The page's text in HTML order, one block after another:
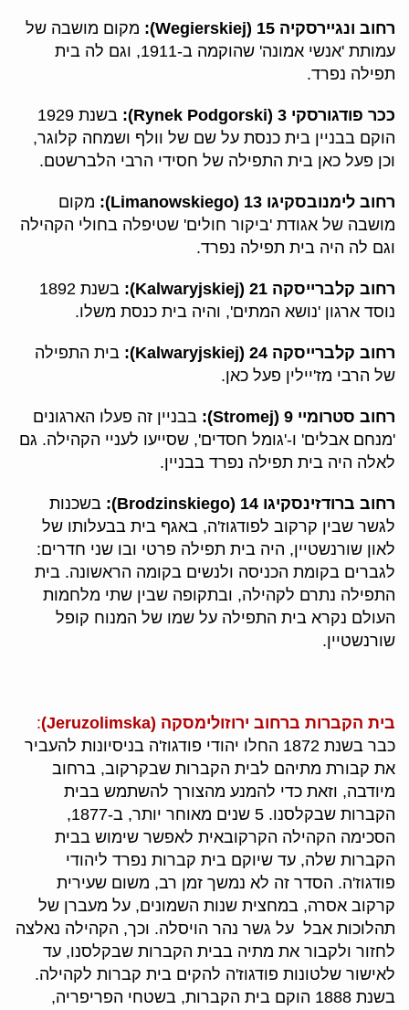
רחוב ונגיירסקיה 15 (Wegierskiej):
מקום מושבה של
עמותת 'אנשי אמונה' שהוקמה ב-1911, וגם לה בית
תפילה נפרד.
ככר פודגורסקי 3 (Rynek Podgorski):
בשנת 1929
הוקם בבניין בית כנסת על שם של וולף ושמחה קלוגר,
וכן פעל כאן בית התפילה של חסידי הרבי הלברשטם.
רחוב לימנובסקיגו 13 (Limanowskiego):
מקום
מושבה של אגודת 'ביקור חולים' שטיפלה בחולי הקהילה
וגם לה היה בית תפילה נפרד.
רחוב קלברייסקה 21 (Kalwaryjskiej):
בשנת 1892
נוסד ארגון 'נושא המתים', והיה בית כנסת משלו.
רחוב קלברייסקה 24 (Kalwaryjskiej):
בית התפילה
של הרבי מז'יילין פעל כאן.
רחוב סטרומיי 9 (Stromej):
בבניין זה פעלו הארגונים
'מנחם אבלים' ו-'גומל חסדים', שסייעו לעניי הקהילה. גם
לאלה היה בית תפילה נפרד בבניין.
רחוב ברודזינסקיגו 14 (Brodzinskiego):
בשכנות
לגשר שבין קרקוב לפודגוז'ה, באגף בית בבעלותו של
לאון שורנשטיין, היה בית תפילה פרטי ובו שני חדרים:
לגברים בקומת הכניסה ולנשים בקומה הראשונה. בית
התפילה נתרם לקהילה, ובתקופה שבין שתי מלחמות
העולם נקרא בית התפילה על שמו של המנוח קופל
שורנשטיין.
בית הקברות ברחוב ירוזולימסקה (Jeruzolimska)
:
כבר בשנת 1872 החלו יהודי פודגוז'ה בניסיונות להעביר
את קבורת מתיהם לבית הקברות שבקרקוב, ברחוב
מיודבה, וזאת כדי להמנע מהצורך להשתמש בבית
הקברות שבקלסנו. 5 שנים מאוחר יותר, ב-1877,
הסכימה הקהילה הקרקובאית לאפשר שימוש בבית
הקברות שלה, עד שיוקם בית קברות נפרד ליהודי
פודגוז'ה. הסדר זה לא נמשך זמן רב, משום שעירית
קרקוב אסרה, במחצית שנות השמונים, על מעברן של
תהלוכות אבל על גשר נהר הויסלה. וכך, הקהילה נאלצה
לחזור ולקבור את מתיה בבית הקברות שבקלסנו, עד
לאישור שלטונות פודגוז'ה להקים בית קברות לקהילה.
בשנת 1888 הוקם בית הקברות, בשטחי הפריפריה,